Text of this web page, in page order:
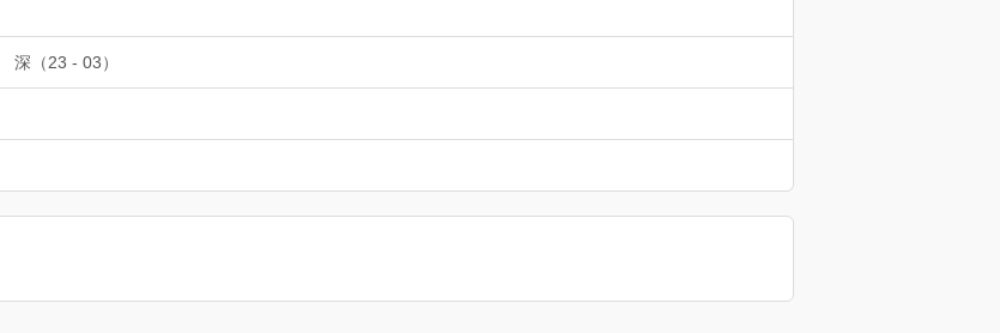
深（23 - 03）